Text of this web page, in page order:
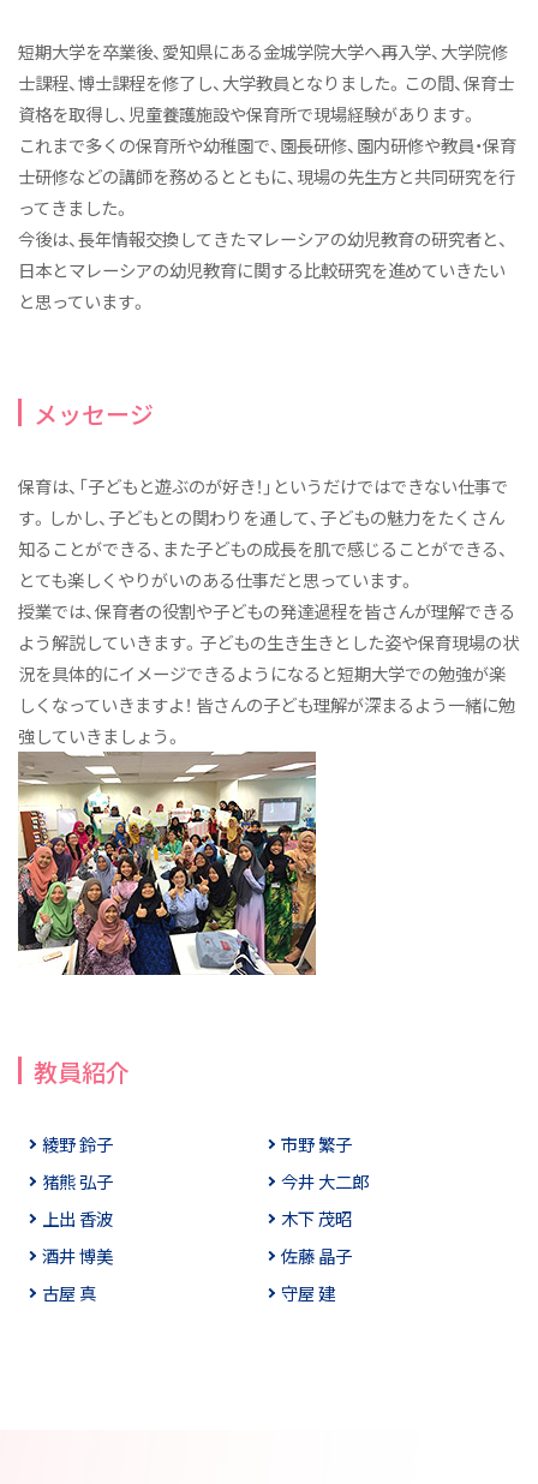
短期大学を卒業後、愛知県にある金城学院大学へ再入学、大学院修
士課程、博士課程を修了し、大学教員となりました。この間、保育士
資格を取得し、児童養護施設や保育所で現場経験があります。
これまで多くの保育所や幼稚園で、園長研修、園内研修や教員・保育
士研修などの講師を務めるとともに、現場の先生方と共同研究を行
ってきました。
今後は、長年情報交換してきたマレーシアの幼児教育の研究者と、
日本とマレーシアの幼児教育に関する比較研究を進めていきたい
と思っています。
メッセージ
保育は、「子どもと遊ぶのが好き！」というだけではできない仕事で
す。しかし、子どもとの関わりを通して、子どもの魅力をたくさん
知ることができる、また子どもの成長を肌で感じることができる、
とても楽しくやりがいのある仕事だと思っています。
授業では、保育者の役割や子どもの発達過程を皆さんが理解できる
よう解説していきます。子どもの生き生きとした姿や保育現場の状
況を具体的にイメージできるようになると短期大学での勉強が楽
しくなっていきますよ！ 皆さんの子ども理解が深まるよう一緒に勉
強していきましょう。
教員紹介
綾野 鈴子
市野 繁子
猪熊 弘子
今井 大二郎
上出 香波
木下 茂昭
酒井 博美
佐藤 晶子
古屋 真
守屋 建
保育科ニュース
授業紹介
こまざわ幼稚園との交流
卒業生の今